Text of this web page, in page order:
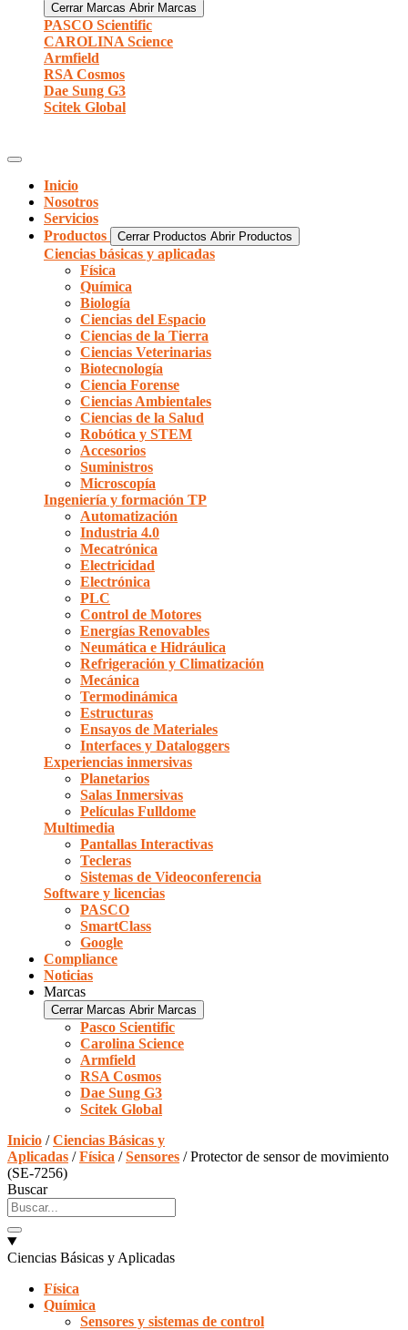
Cerrar Marcas Abrir Marcas
PASCO Scientific
CAROLINA Science
Armfield
RSA Cosmos
Dae Sung G3
Scitek Global
Inicio
Nosotros
Servicios
Productos
Cerrar Productos Abrir Productos
Ciencias básicas y aplicadas
Física
Química
Biología
Ciencias del Espacio
Ciencias de la Tierra
Ciencias Veterinarias
Biotecnología
Ciencia Forense
Ciencias Ambientales
Ciencias de la Salud
Robótica y STEM
Accesorios
Suministros
Microscopía
Ingeniería y formación TP
Automatización
Industria 4.0
Mecatrónica
Electricidad
Electrónica
PLC
Control de Motores
Energías Renovables
Neumática e Hidráulica
Refrigeración y Climatización
Mecánica
Termodinámica
Estructuras
Ensayos de Materiales
Interfaces y Dataloggers
Experiencias inmersivas
Planetarios
Salas Inmersivas
Películas Fulldome
Multimedia
Pantallas Interactivas
Tecleras
Sistemas de Videoconferencia
Software y licencias
PASCO
SmartClass
Google
Compliance
Noticias
Marcas
Cerrar Marcas Abrir Marcas
Pasco Scientific
Carolina Science
Armfield
RSA Cosmos
Dae Sung G3
Scitek Global
Inicio /Ciencias Básicas y
Aplicadas /Física /Sensores / Protector de sensor de movimiento
(SE-7256)
Buscar
Ciencias Básicas y Aplicadas
Física
Química
Sensores y sistemas de control